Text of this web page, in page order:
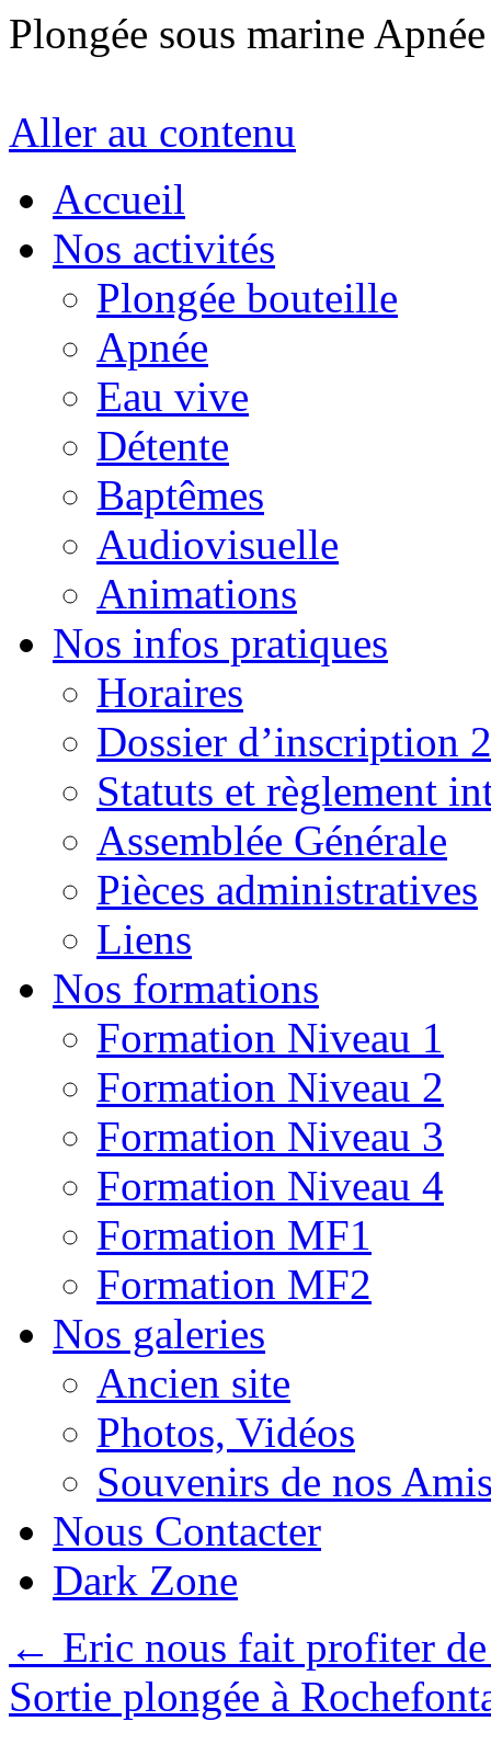
Plongée sous marine
Aller au contenu
Accueil
Nos activités
Plongée bouteille
Apnée
Eau vive
Détente
Baptêmes
Audiovisuelle
Animations
Nos infos pratiques
Horaires
Dossier d’inscription
Statuts et règlement
Assemblée Générale
Pièces administratives
Liens
Nos formations
Formation Niveau 1
Formation Niveau 2
Formation Niveau 3
Formation Niveau 4
Formation MF1
Formation MF2
Nos galeries
Ancien site
Photos, Vidéos
Souvenirs de nos
Nous Contacter
Dark Zone
← Eric nous fait profiter
Sortie plongée à